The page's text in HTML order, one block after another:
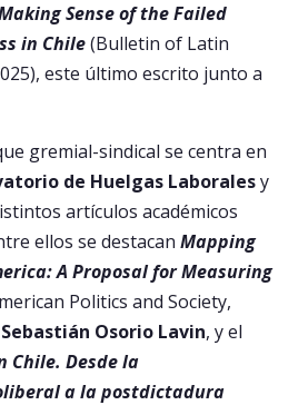
Sense of the Failed
in Chile(Bulletin of Latin
este último escrito junto a
gremial-sindical se centra en
de Huelgas Laboralesy
artículos académicos
ellos se destacan Mapping
A Proposal for Measuring
Politics and Society,
Sebastián Osorio Lavin, y el
Chile. Desde la
a la postdictadura